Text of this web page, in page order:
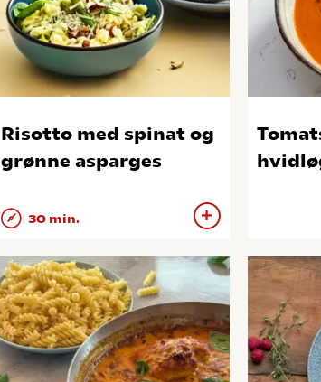
Risotto med spinat og
grønne asparges
30 min.